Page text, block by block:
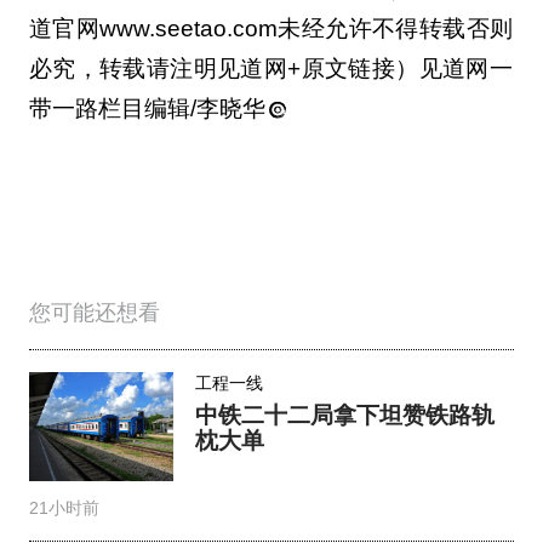
道官网www.seetao.com未经允许不得转载否则
必究，转载请注明见道网+原文链接）见道网一
带一路栏目编辑/李晓华
您可能还想看
工程一线
中铁二十二局拿下坦赞铁路轨
枕大单
21小时前